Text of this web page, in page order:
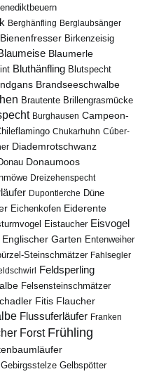
Berghänfling Berglaubsänger
Bienenfresser Birkenzeisig
Blaumerle
Bluthänfling Blutspecht
Brandseeschwalbe
Brautente Brillengrasmücke
Burghausen Campeon-
Chukarhuhn Cúber-
Diademrotschwanz
Donaumoos
Dreizehenspecht
Dupontlerche Düne
Eichenkofen Eiderente
Eistaucher Eisvogel
Englischer Garten Entenweiher
Steinschmätzer Fahlsegler
Feldsperling
Felsensteinschmätzer
Fitis Flaucher
Flussuferläufer Franken
Forst Frühling
Gebirgsstelze Gelbspötter